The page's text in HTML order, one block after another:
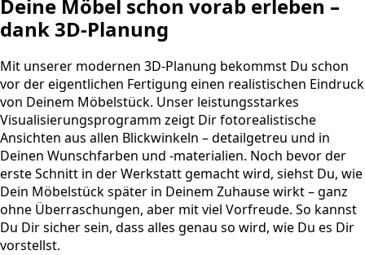
Deine Möbel schon vorab erleben –
dank 3D-Planung
Mit unserer modernen 3D-Planung bekommst Du schon
vor der eigentlichen Fertigung einen realistischen Eindruck
von Deinem Möbelstück. Unser leistungsstarkes
Visualisierungsprogramm zeigt Dir fotorealistische
Ansichten aus allen Blickwinkeln – detailgetreu und in
Deinen Wunschfarben und -materialien. Noch bevor der
erste Schnitt in der Werkstatt gemacht wird, siehst Du, wie
Dein Möbelstück später in Deinem Zuhause wirkt – ganz
ohne Überraschungen, aber mit viel Vorfreude. So kannst
Du Dir sicher sein, dass alles genau so wird, wie Du es Dir
vorstellst.